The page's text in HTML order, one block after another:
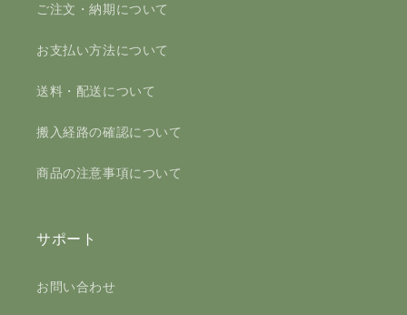
ご注文・納期について
お支払い方法について
送料・配送について
搬入経路の確認について
商品の注意事項について
サポート
お問い合わせ